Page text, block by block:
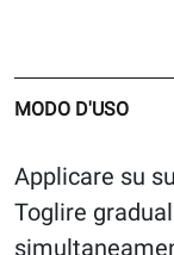
MODO D'USO
Applicare su
Toglire